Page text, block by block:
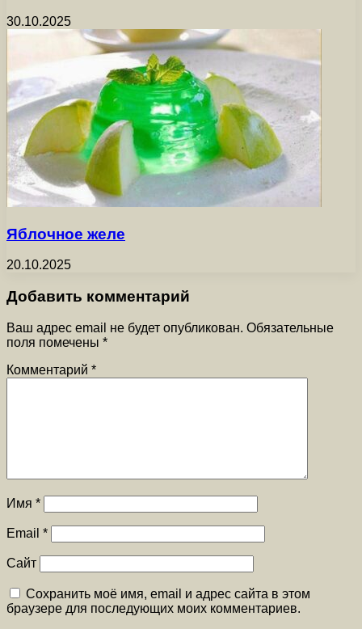
30.10.2025
Яблочное желе
20.10.2025
Добавить комментарий
Ваш адрес email не будет опубликован. Обязательные
поля помечены *
Комментарий *
Имя *
Email *
Сайт
Сохранить моё имя, email и адрес сайта в этом
браузере для последующих моих комментариев.